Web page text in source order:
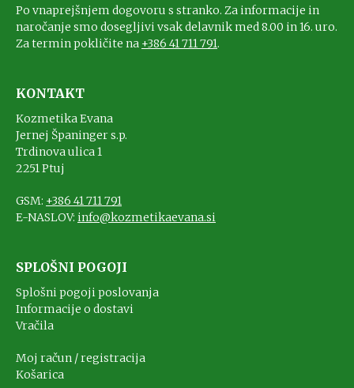
Po vnaprejšnjem dogovoru s stranko. Za informacije in
naročanje smo dosegljivi vsak delavnik med 8.00 in 16. uro.
Za termin pokličite na +386 41 711 791.
KONTAKT
Kozmetika Evana
Jernej Španinger s.p.
Trdinova ulica 1
2251 Ptuj
GSM: +386 41 711 791
E-NASLOV: info@kozmetikaevana.si
SPLOŠNI POGOJI
Splošni pogoji poslovanja
Informacije o dostavi
Vračila
Moj račun / registracija
Košarica